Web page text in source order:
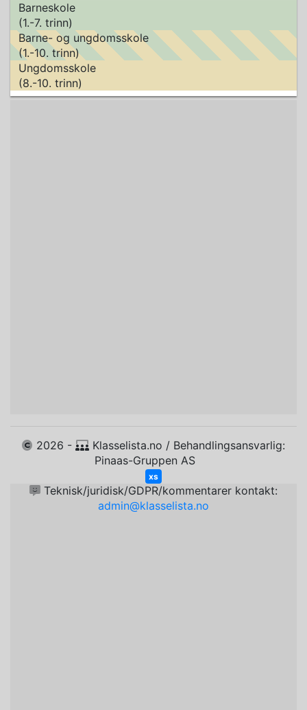
Barneskole
(1.-7. trinn)
Barne- og ungdomsskole
(1.-10. trinn)
Ungdomsskole
(8.-10. trinn)
2026 -
Klasselista.no / Behandlingsansvarlig:
Pinaas-Gruppen AS
xs
Teknisk/juridisk/GDPR/kommentarer kontakt:
admin@klasselista.no